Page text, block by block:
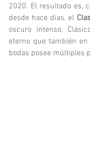
2020. El resultado es,
desde hace días, el
oscuro intenso,
eterno que también
bodas posee múltiples